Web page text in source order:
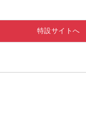
特設サイトへ